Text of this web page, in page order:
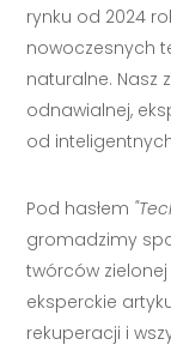
rynku od 2024
nowoczesnych
naturalne. Nasz
odnawialnej,
od
Pod hasłem
gromadzimy
twórców
eksperckie
rekuperacji i